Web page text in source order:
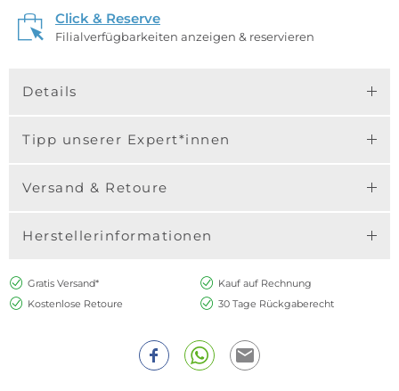
Click & Reserve
Filialverfügbarkeiten anzeigen & reservieren
Details
Tipp unserer Expert*innen
Versand & Retoure
Herstellerinformationen
Gratis Versand*
Kauf auf Rechnung
Kostenlose Retoure
30 Tage Rückgaberecht